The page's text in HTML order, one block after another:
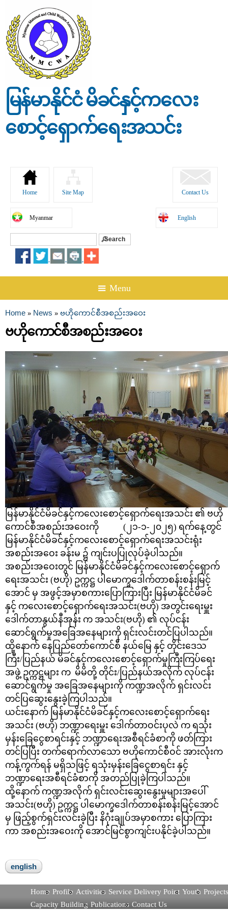
content
မြန်မာနိုင်ငံ မိခင်နှင့်ကလေး
စောင့်ရှောက်ရေးအသင်း
Home Site Map Contact Us
Myanmar English
Search form
☰ Menu
You are here
Home » News » ဗဟိုကောင်စီအစည်းအဝေး
ဗဟိုကောင်စီအစည်းအဝေး
မြန်မာနိုင်ငံမိခင်နှင့်ကလေးစောင့်ရှောက်ရေးအသင်း ၏ ဗဟို
ကောင်စီအစည်းအဝေးကို (၂၁-၁-၂၀၂၅) ရက်နေ့တွင်
မြန်မာနိုင်ငံမိခင်နှင့်ကလေးစောင့်ရှောက်ရေးအသင်းရုံး
အစည်းအဝေး ခန်းမ ၌ ကျင်းပပြုလုပ်ခဲ့ပါသည်။
အစည်းအဝေးတွင် မြန်မာနိုင်ငံမိခင်နှင့်ကလေးစောင့်ရှောက်
ရေးအသင်း (ဗဟို) ဥက္ကဋ္ဌ ပါမောက္ခဒေါက်တာစန်းစန်းမြင့်
အောင် မှ အဖွင့်အမှာစကားပြောကြားပြီး မြန်မာနိုင်ငံမိခင်
နှင့် ကလေးစောင့်ရှောက်ရေးအသင်း(ဗဟို) အတွင်းရေးမှူး
ဒေါက်တာနွယ်နီအုန်း က အသင်း(ဗဟို) ၏ လုပ်ငန်း
ဆောင်ရွက်မှုအခြေအနေများကို ရှင်းလင်းတင်ပြပါသည်။
ထို့နောက် နေပြည်တော်ကောင်စီ နယ်မြေ နှင့် တိုင်းဒေသ
ကြီး/ပြည်နယ် မိခင်နှင့်ကလေးစောင့်ရှောက်မှုကြီးကြပ်ရေး
အဖွဲ့ ဥက္ကဋ္ဌများ က မိမိတို့ တိုင်း/ပြည်နယ်အလိုက် လုပ်ငန်း
ဆောင်ရွက်မှု အခြေအနေများကို ကဏ္ဍအလိုက် ရှင်းလင်း
တင်ပြဆွေးနွေးခဲ့ကြပါသည်။
ယင်းနောက် မြန်မာနိုင်ငံမိခင်နှင့်ကလေးစောင့်ရှောက်ရေး
အသင်း (ဗဟို) ဘဏ္ဍာရေးမှူး ဒေါက်တာဝင်းပုလဲ က ရသုံး
မှန်းခြေငွေစာရင်းနှင့် ဘဏ္ဍာရေးအစီရင်ခံစာကို ဖတ်ကြား
တင်ပြပြီး တက်ရောက်လာသော ဗဟိုကောင်စီဝင် အားလုံးက
ကန့်ကွက်ရန် မရှိသဖြင့် ရသုံးမှန်းခြေငွေစာရင်း နှင့်
ဘဏ္ဍာရေးအစီရင်ခံစာကို အတည်ပြုခဲ့ကြပါသည်။
ထို့နောက် ကဏ္ဍအလိုက် ရှင်းလင်းဆွေးနွေးမှုများအပေါ်
အသင်း(ဗဟို) ဥက္ကဋ္ဌ ပါမောက္ခဒေါက်တာစန်းစန်းမြင့်အောင်
မှ ဖြည့်စွက်ရှင်းလင်းခဲ့ပြီး နိဂုံးချုပ်အမှာစကား ပြောကြား
ကာ အစည်းအဝေးကို အောင်မြင်စွာကျင်းပနိုင်ခဲ့ပါသည်။
english
Home Profile Activities Service Delivery Point Youth Projects
Capacity Building Publications Contact Us